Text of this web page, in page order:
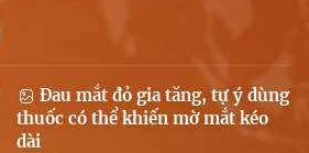
Đau mắt đỏ gia tăng, tự ý dùng
thuốc có thể khiến mờ mắt kéo
dài